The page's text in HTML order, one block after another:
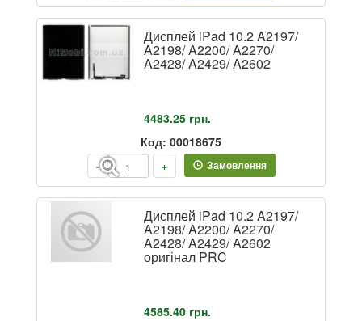
Дисплей iPad 10.2 A2197/
A2198/ A2200/ A2270/
A2428/ A2429/ A2602
4483.25 грн.
Код: 00018675
- + Замовлення
Дисплей iPad 10.2 A2197/
A2198/ A2200/ A2270/
A2428/ A2429/ A2602
оригінал PRC
4585.40 грн.